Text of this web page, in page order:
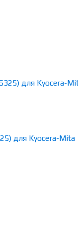
для Kyocera-Mita